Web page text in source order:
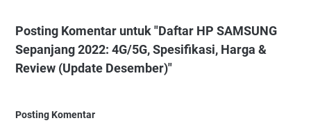
Posting Komentar untuk "Daftar HP SAMSUNG
Sepanjang 2022: 4G/5G, Spesifikasi, Harga &
Review (Update Desember)"
Posting Komentar